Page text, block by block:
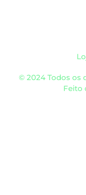
© 2024 Todos os
Feito